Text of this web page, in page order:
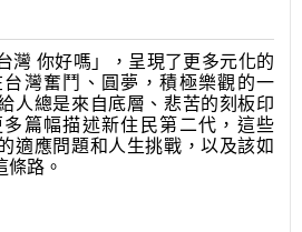
灣 你好嗎」，呈現了更多元化的
灣奮鬥、圓夢，積極樂觀的一
人總是來自底層、悲苦的刻板印
篇幅描述新住民第二代，這些
適應問題和人生挑戰，以及該如
條路。